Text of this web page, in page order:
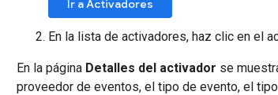
Ir a Activadores
En la lista de activadores, haz clic en el
En la página Detalles del activador se
proveedor de eventos, el tipo de evento, el